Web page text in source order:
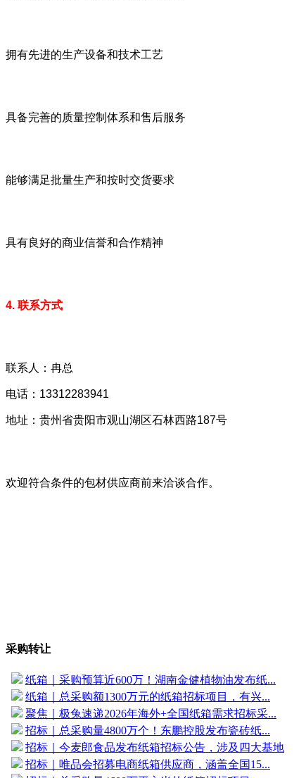
拥有先进的生产设备和技术工艺
具备完善的质量控制体系和售后服务
能够满足批量生产和按时交货要求
具有良好的商业信誉和合作精神
4. 联系方式
联系人：冉总
电话：13312283941
地址：贵州省贵阳市观山湖区石林西路187号
欢迎符合条件的包材供应商前来洽谈合作。
采购转让
纸箱｜采购预算近600万！湖南金健植物油发布纸...
纸箱｜总采购额1300万元的纸箱招标项目，有兴...
聚焦｜极兔速递2026年海外+全国纸箱需求招标采...
招标｜总采购量4800万个！东鹏控股发布瓷砖纸...
招标｜今麦郎食品发布纸箱招标公告，涉及四大基地
招标｜唯品会招募电商纸箱供应商，涵盖全国15...